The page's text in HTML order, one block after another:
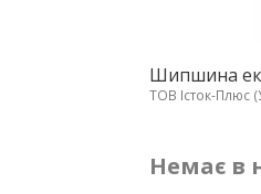
Шипшина
ТОВ Істок-Плюс
Немає в